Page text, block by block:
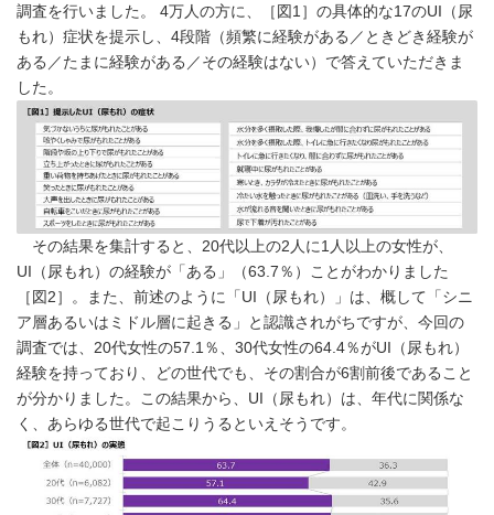
調査を行いました。 4万人の方に、［図1］の具体的な17のUI（尿
もれ）症状を提示し、4段階（頻繁に経験がある／ときどき経験が
ある／たまに経験がある／その経験はない）で答えていただきま
した。
その結果を集計すると、20代以上の2人に1人以上の女性が、
UI（尿もれ）の経験が「ある」（63.7％）ことがわかりました
［図2］。また、前述のように「UI（尿もれ）」は、概して「シニ
ア層あるいはミドル層に起きる」と認識されがちですが、今回の
調査では、20代女性の57.1％、30代女性の64.4％がUI（尿もれ）
経験を持っており、どの世代でも、その割合が6割前後であること
が分かりました。この結果から、UI（尿もれ）は、年代に関係な
く、あらゆる世代で起こりうるといえそうです。